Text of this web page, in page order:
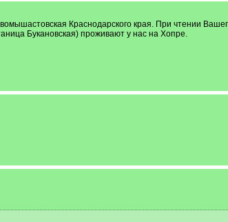
Краснодарского края. При чтении
Букановская) проживают у нас на Хопре.